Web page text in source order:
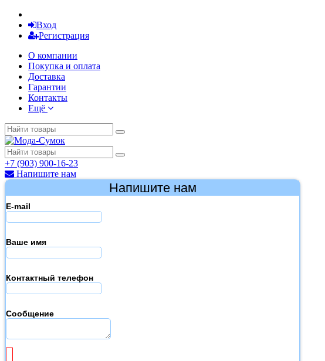
Вход
Регистрация
О компании
Покупка и оплата
Доставка
Гарантии
Контакты
Ещё
+7 (903) 900-16-23
Напишите нам
Напишите нам
E-mail
Ваше имя
Контактный телефон
Сообщение